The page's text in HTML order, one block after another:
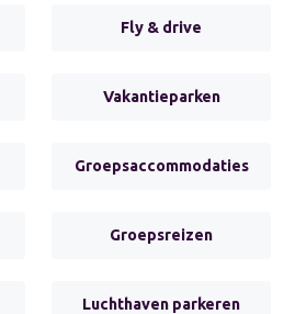
Fly & drive
Vakantieparken
Groepsaccommodaties
Groepsreizen
Luchthaven parkeren